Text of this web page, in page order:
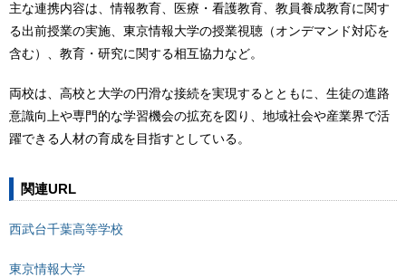
主な連携内容は、情報教育、医療・看護教育、教員養成教育に関す
る出前授業の実施、東京情報大学の授業視聴（オンデマンド対応を
含む）、教育・研究に関する相互協力など。
両校は、高校と大学の円滑な接続を実現するとともに、生徒の進路
意識向上や専門的な学習機会の拡充を図り、地域社会や産業界で活
躍できる人材の育成を目指すとしている。
関連URL
西武台千葉高等学校
東京情報大学